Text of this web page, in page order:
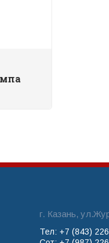
г. Казань,
Тел: +7 (843)